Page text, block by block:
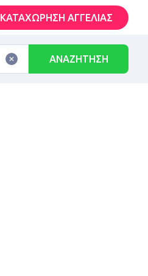
ΚΑΤΑΧΩΡΗΣΗ ΑΓΓΕΛΙΑΣ
ΑΝΑΖΗΤΗΣΗ